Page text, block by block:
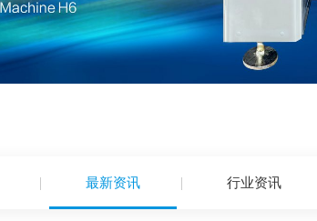
最新资讯 行业资讯